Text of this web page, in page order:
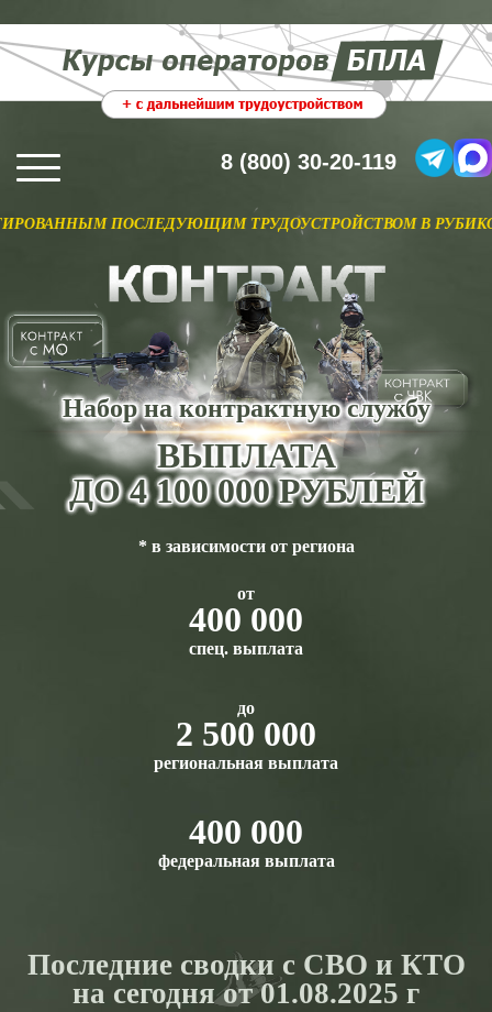
8 (800) 30-20-119
ПОСЛЕДУЮЩИМ ТРУДОУСТРОЙСТВОМ В РУБИКОН ПО
Набор на контрактную службу
ВЫПЛАТА
ДО 4 100 000 РУБЛЕЙ
* в зависимости от региона
от
400 000
спец. выплата
до
2 500 000
региональная выплата
400 000
федеральная выплата
Последние сводки с СВО и КТО
на сегодня от 01.08.2025 г